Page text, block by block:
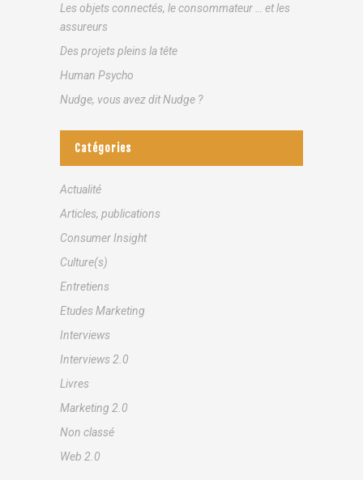
Les objets connectés, le consommateur … et les
assureurs
Des projets pleins la tête
Human Psycho
Nudge, vous avez dit Nudge ?
Catégories
Actualité
Articles, publications
Consumer Insight
Culture(s)
Entretiens
Etudes Marketing
Interviews
Interviews 2.0
Livres
Marketing 2.0
Non classé
Web 2.0